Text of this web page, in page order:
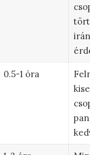
0.5-1 óra